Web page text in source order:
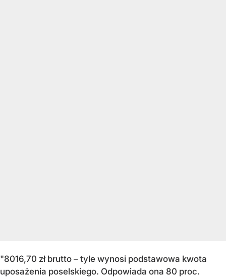
"8016,70 zł brutto – tyle wynosi podstawowa kwota
uposażenia poselskiego. Odpowiada ona 80 proc.